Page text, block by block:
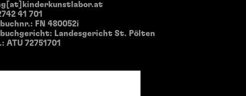
41 701
FN 480052i
Landesgericht St. Pölten
ATU 72751701